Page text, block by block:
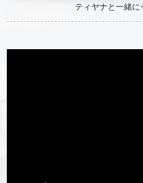
ティヤナと一緒に